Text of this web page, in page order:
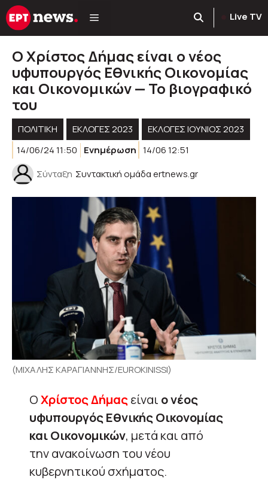
Μετάβαση
σε
Live TV
Ο Χρίστος Δήμας είναι ο νέος
υφυπουργός Εθνικής Οικονομίας
και Οικονομικών — Το βιογραφικό
του
ΠΟΛΙΤΙΚΉ ΕΚΛΟΓΈΣ 2023
ΕΚΛΟΓΈΣ ΙΟΎΝΙΟΣ 2023
14/06/24 11:50
Ενημέρωση 14/06 12:51
Σύνταξη Συντακτική ομάδα ertnews.gr
(ΜΙΧΑΛΗΣ ΚΑΡΑΓΙΑΝΝΗΣ/EUROKINISSI)
ΟΧρίστος Δήμαςείναι ο νέος
υφυπουργός Εθνικής Οικονομίας
και Οικονομικών, μετά και από
την ανακοίνωση του νέου
κυβερνητικού σχήματος.